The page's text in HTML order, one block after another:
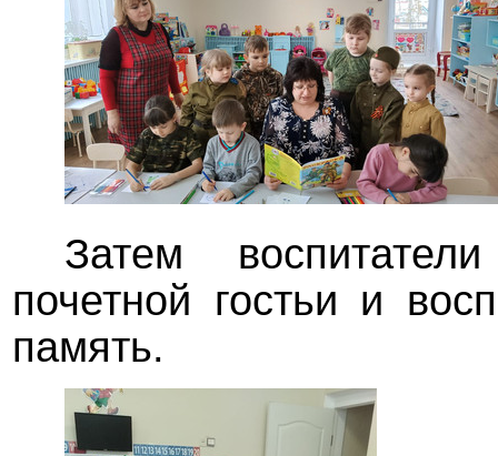
Затем
почетной гостьи и
память.